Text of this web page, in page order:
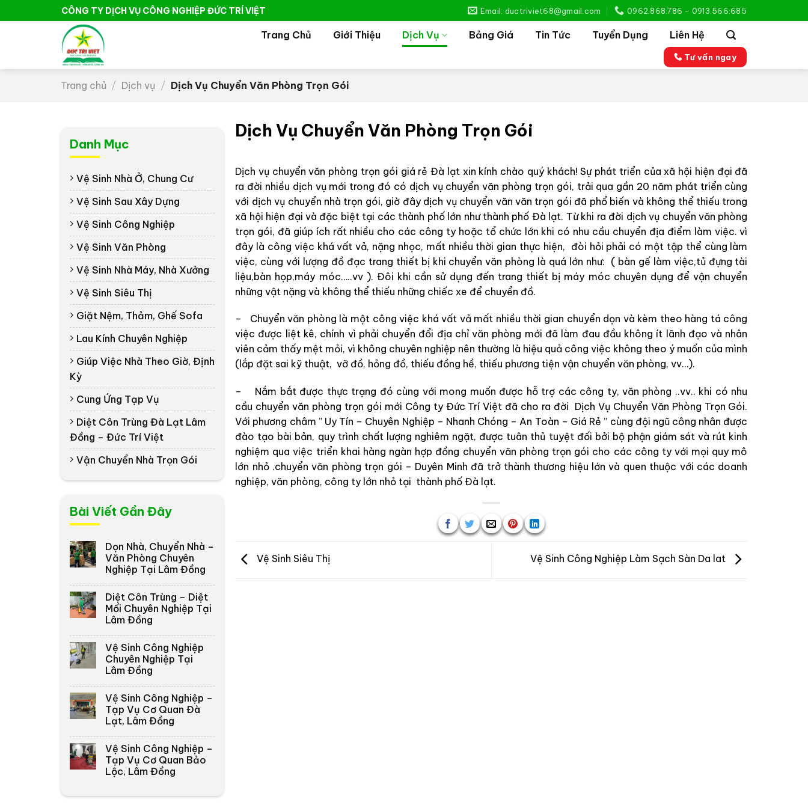
to
CÔNG TY DỊCH VỤ CÔNG NGHIỆP ĐỨC TRÍ VIỆT Email: ductriviet68@gmail.com 0962.868.786 - 0913.566.685
Trang Chủ Giới Thiệu Dịch Vụ Bảng Giá Tin Tức Tuyển Dụng Liên Hệ
Tư vấn ngay
Trang chủ / Dịch vụ / Dịch Vụ Chuyển Văn Phòng Trọn Gói
Danh Mục
Vệ Sinh Nhà Ở, Chung Cư
Vệ Sinh Sau Xây Dựng
Vệ Sinh Công Nghiệp
Vệ Sinh Văn Phòng
Vệ Sinh Nhà Máy, Nhà Xưởng
Vệ Sinh Siêu Thị
Giặt Nệm, Thảm, Ghế Sofa
Lau Kính Chuyên Nghiệp
Giúp Việc Nhà Theo Giờ, Định
Kỳ
Cung Ứng Tạp Vụ
Diệt Côn Trùng Đà Lạt Lâm
Đồng – Đức Trí Việt
Vận Chuyển Nhà Trọn Gói
Bài Viết Gần Đây
Dọn Nhà, Chuyển Nhà –
Văn Phòng Chuyên
Nghiệp Tại Lâm Đồng
Diệt Côn Trùng – Diệt
Mối Chuyên Nghiệp Tại
Lâm Đồng
Vệ Sinh Công Nghiệp
Chuyên Nghiệp Tại
Lâm Đồng
Vệ Sinh Công Nghiệp –
Tạp Vụ Cơ Quan Đà
Lạt, Lâm Đồng
Vệ Sinh Công Nghiệp –
Tạp Vụ Cơ Quan Bảo
Lộc, Lâm Đồng
Dịch Vụ Chuyển Văn Phòng Trọn Gói
Dịch vụ chuyển văn phòng trọn gói giá rẻ Đà lạt xin kính chào quý khách! Sự phát triển của xã hội hiện đại đã
ra đời nhiều dịch vụ mới trong đó có dịch vụ chuyển văn phòng trọn gói, trải qua gần 20 năm phát triển cùng
với dịch vụ chuyển nhà trọn gói, giờ đây dịch vụ chuyển văn văn trọn gói đã phổ biến và không thể thiếu trong
xã hội hiện đại và đặc biệt tại các thành phố lớn như thành phố Đà lạt. Từ khi ra đời dịch vụ chuyển văn phòng
trọn gói, đã giúp ích rất nhiều cho các công ty hoặc tổ chức lớn khi có nhu cầu chuyển địa điểm làm việc. vì
đây là công việc khá vất vả, nặng nhọc, mất nhiều thời gian thực hiện, đòi hỏi phải có một tập thể cùng làm
việc, cùng với lượng đồ đạc trang thiết bị khi chuyển văn phòng là quá lớn như: ( bàn gế làm việc,tủ đựng tài
liệu,bàn họp,máy móc…..vv ). Đôi khi cần sử dụng đến trang thiết bị máy móc chuyên dụng để vận chuyển
những vật nặng và không thể thiếu những chiếc xe để chuyển đồ.
– Chuyển văn phòng là một công việc khá vất vả mất nhiều thời gian chuyển dọn và kèm theo hàng tá công
việc được liệt kê, chính vì phải chuyển đổi địa chỉ văn phòng mới đã làm đau đầu không ít lãnh đạo và nhân
viên cảm thấy mệt mỏi, vì không chuyên nghiệp nên thường là hiệu quả công việc không theo ý muốn của mình
(lắp đặt sai kỹ thuật, vỡ đồ, hỏng đồ, thiếu đồng hề, thiếu phương tiện vận chuyển văn phòng, vv…).
– Nắm bắt được thực trạng đó cùng với mong muốn được hỗ trợ các công ty, văn phòng ..vv.. khi có nhu
cầu chuyển văn phòng trọn gói mới Công ty Đức Trí Việt đã cho ra đời Dịch Vụ Chuyển Văn Phòng Trọn Gói.
Với phương châm ” Uy Tín – Chuyên Nghiệp – Nhanh Chóng – An Toàn – Giá Rẻ ” cùng đội ngũ công nhân được
đào tạo bài bản, quy trình chất lượng nghiêm ngặt, được tuân thủ tuyệt đối bởi bộ phận giám sát và rút kinh
nghiệm qua việc triển khai hàng ngàn hợp đồng chuyển văn phòng trọn gói cho các công ty với mọi quy mô
lớn nhỏ .chuyển văn phòng trọn gói – Duyên Minh đã trở thành thương hiệu lớn và quen thuộc với các doanh
nghiệp, văn phòng, công ty lớn nhỏ tại thành phố Đà lạt.
Vệ Sinh Siêu Thị Vệ Sinh Công Nghiệp Làm Sạch Sàn Da lat